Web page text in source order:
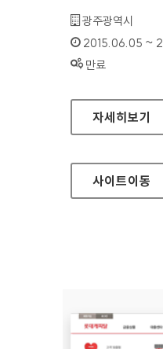
기관명 :
광주광역시
인증기간 :
2015.06.05 ~
상태 :
만료
광주광역시
자세히보기
사이트이동